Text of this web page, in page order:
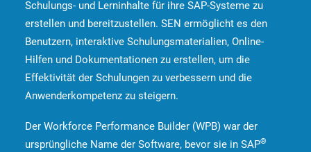
Schulungs- und Lerninhalte für ihre SAP-Systeme zu
erstellen und bereitzustellen. SEN ermöglicht es den
Benutzern, interaktive Schulungsmaterialien, Online-
Hilfen und Dokumentationen zu erstellen, um die
Effektivität der Schulungen zu verbessern und die
Anwenderkompetenz zu steigern.
Der Workforce Performance Builder (WPB) war der
ursprüngliche Name der Software, bevor sie in SAP®